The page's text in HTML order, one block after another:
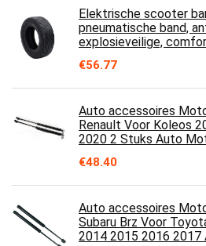
Elektrische scooter
pneumatische band,
explosieveilige,
€56.77
Auto accessoires
Renault Voor Koleos
2020 2 Stuks Auto
€48.40
Auto accessoires
Subaru Brz Voor
2014 2015 2016